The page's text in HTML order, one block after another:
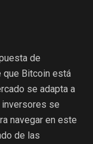
de
que Bitcoin está
se adapta a
se
navegar en este
de las